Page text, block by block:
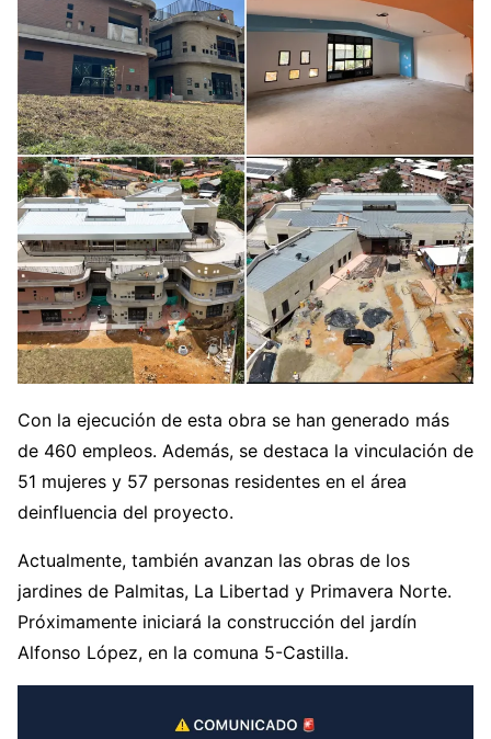
Con la ejecución de esta obra se han generado más
de 460 empleos. Además, se destaca la vinculación de
51 mujeres y 57 personas residentes en el área
deinfluencia del proyecto.
Actualmente, también avanzan las obras de los
jardines de Palmitas, La Libertad y Primavera Norte.
Próximamente iniciará la construcción del jardín
Alfonso López, en la comuna 5-Castilla.